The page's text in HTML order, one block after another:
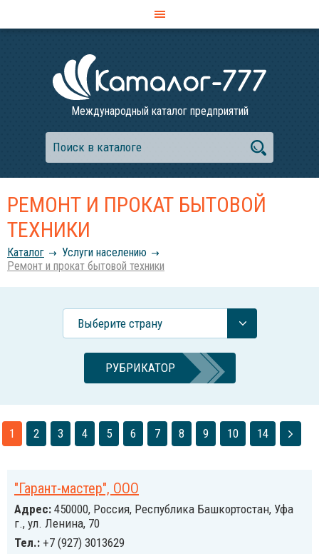
Международный каталог предприятий
РЕМОНТ И ПРОКАТ БЫТОВОЙ
ТЕХНИКИ
Каталог
Услуги населению
Ремонт и прокат бытовой техники
Выберите страну
РУБРИКАТОР
1 2 3 4 5 6 7 8 9 10 14
"Гарант-мастер", ООО
Адрес: 450000, Россия, Республика Башкортостан, Уфа
г., ул. Ленина, 70
Тел.: +7 (927) 3013629